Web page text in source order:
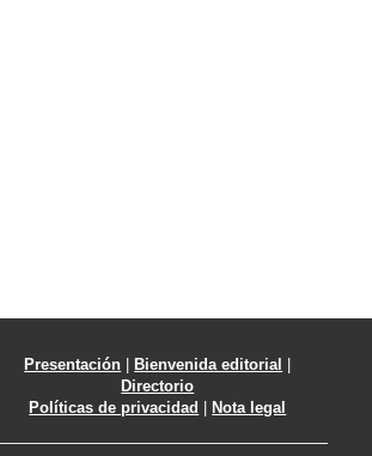
Presentación |Bienvenida editorial |
Directorio
Políticas de privacidad |Nota legal